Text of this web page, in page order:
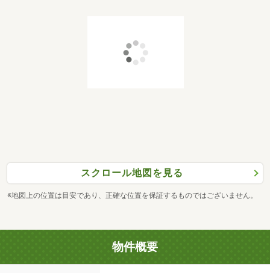
スクロール地図を見る
※地図上の位置は目安であり、正確な位置を保証するものではございません。
物件概要